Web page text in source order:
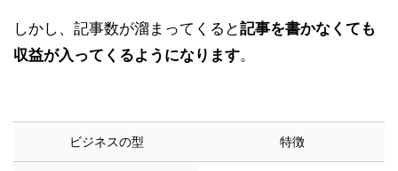
しかし、記事数が溜まってくると記事を書かなくても
収益が入ってくるようになります。
ビジネスの型 特徴